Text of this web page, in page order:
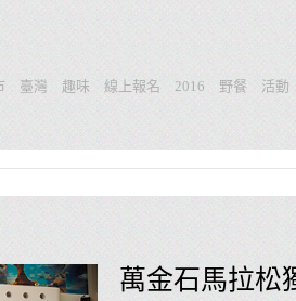
臺灣 趣味 線上報名 2016 野餐 活動
萬金石馬拉松